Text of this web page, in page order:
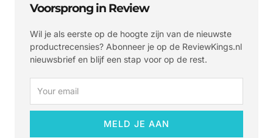
Voorsprong in Review
Wil je als eerste op de hoogte zijn van de nieuwste
productrecensies? Abonneer je op de ReviewKings.nl
nieuwsbrief en blijf een stap voor op de rest.
MELD JE AAN